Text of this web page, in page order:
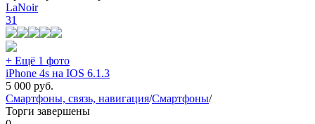
LaNoir
31
+ Ещё 1 фото
iPhone 4s на IOS 6.1.3
5 000 руб.
Смартфоны, связь, навигация/Смартфоны/
Торги завершены